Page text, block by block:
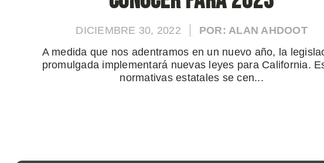
DICIEMBRE 30, 2022
POR: ALAN AHDOOT
A medida que nos adentramos en un nuevo año, la
promulgada implementará nuevas leyes para California.
normativas estatales se cen...